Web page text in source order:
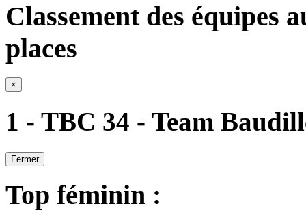
Classement des équipes
places
×
1 - TBC 34 - Team
Fermer
Top féminin :